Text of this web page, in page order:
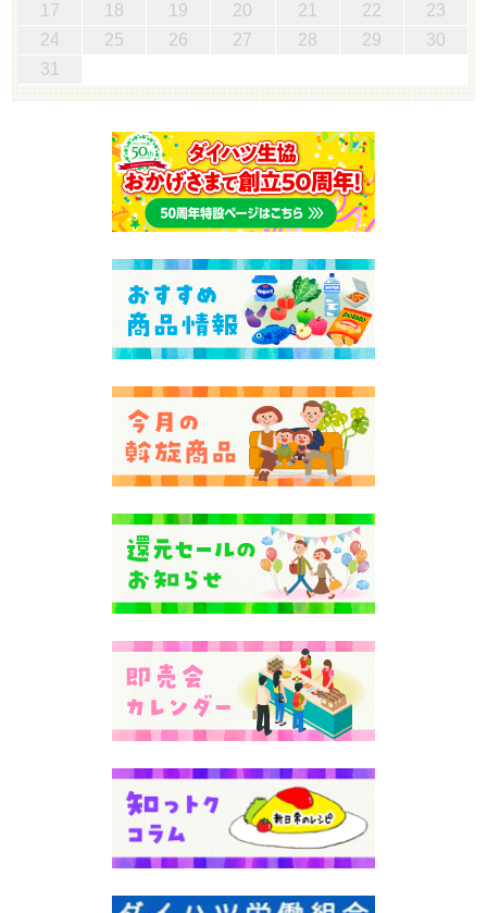
17
18 19 20 21 22
23
24
25 26 27 28 29
30
31